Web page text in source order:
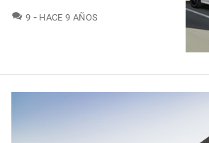
9 COMENTARIOS
HACE 9 AÑOS